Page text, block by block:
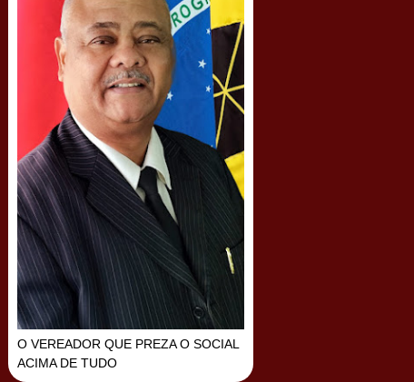
O VEREADOR QUE PREZA O SOCIAL
ACIMA DE TUDO